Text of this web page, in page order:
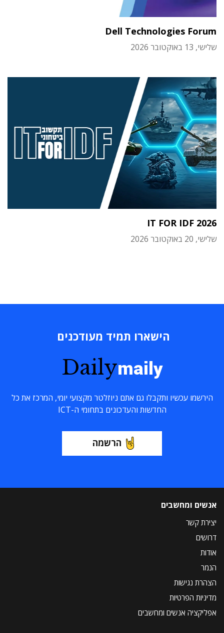
Dell Technologies Forum
שלישי, 13 באוקטובר 2026
IT FOR IDF 2026
שלישי, 20 באוקטובר 2026
הישארו תמיד מעודכנים
Dailymaily
הירשמו עכשיו ותקבלו גם אתם ניוזלטר מקצועי יומי, המרכז את כל
החדשות והעדכונים בתחומי ה-ICT
הרשמה
אנשים ומחשבים
יצירת קשר
דרושים
אודות
הנמר
הצהרת נגישות
מדיניות הפרטיות
אפליקציה אנשים ומחשבים